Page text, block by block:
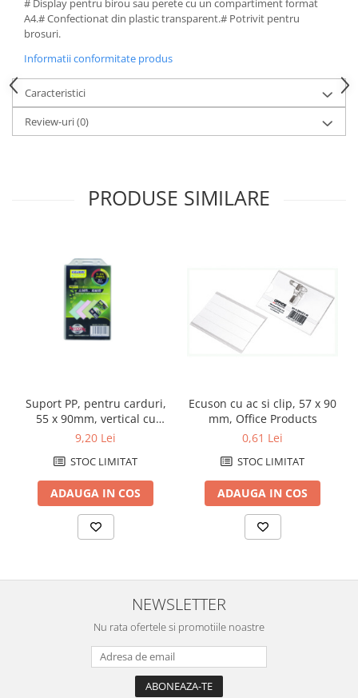
# Display pentru birou sau perete cu un compartiment format
A4.# Confectionat din plastic transparent.# Potrivit pentru
brosuri.
Informatii conformitate produs
Caracteristici
Review-uri(0)
PRODUSE SIMILARE
Suport PP, pentru carduri,
55 x 90mm, vertical cu
sistem de agatare, 10
9,20 Lei
STOC LIMITAT
ADAUGA IN COS
Ecuson cu ac si clip, 57 x 90
mm, Office Products
0,61 Lei
STOC LIMITAT
ADAUGA IN COS
NEWSLETTER
Nu rata ofertele si promotiile noastre